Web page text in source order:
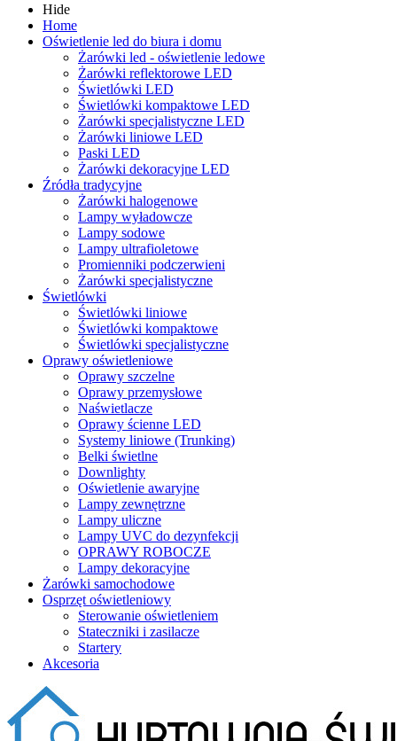
Hide
Home
Oświetlenie led do biura i domu
Żarówki led - oświetlenie ledowe
Żarówki reflektorowe LED
Świetlówki LED
Świetlówki kompaktowe LED
Żarówki specjalistyczne LED
Żarówki liniowe LED
Paski LED
Żarówki dekoracyjne LED
Źródła tradycyjne
Żarówki halogenowe
Lampy wyładowcze
Lampy sodowe
Lampy ultrafioletowe
Promienniki podczerwieni
Żarówki specjalistyczne
Świetlówki
Świetlówki liniowe
Świetlówki kompaktowe
Świetlówki specjalistyczne
Oprawy oświetleniowe
Oprawy szczelne
Oprawy przemysłowe
Naświetlacze
Oprawy ścienne LED
Systemy liniowe (Trunking)
Belki świetlne
Downlighty
Oświetlenie awaryjne
Lampy zewnętrzne
Lampy uliczne
Lampy UVC do dezynfekcji
OPRAWY ROBOCZE
Lampy dekoracyjne
Żarówki samochodowe
Osprzęt oświetleniowy
Sterowanie oświetleniem
Stateczniki i zasilacze
Startery
Akcesoria